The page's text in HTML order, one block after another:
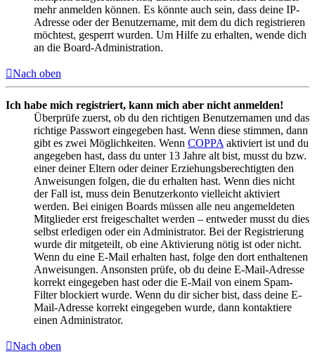
mehr anmelden können. Es könnte auch sein, dass deine IP-
Adresse oder der Benutzername, mit dem du dich registrieren
möchtest, gesperrt wurden. Um Hilfe zu erhalten, wende dich
an die Board-Administration.
Nach oben
Ich habe mich registriert, kann mich aber nicht anmelden!
Überprüfe zuerst, ob du den richtigen Benutzernamen und das
richtige Passwort eingegeben hast. Wenn diese stimmen, dann
gibt es zwei Möglichkeiten. Wenn COPPA aktiviert ist und du
angegeben hast, dass du unter 13 Jahre alt bist, musst du bzw.
einer deiner Eltern oder deiner Erziehungsberechtigten den
Anweisungen folgen, die du erhalten hast. Wenn dies nicht
der Fall ist, muss dein Benutzerkonto vielleicht aktiviert
werden. Bei einigen Boards müssen alle neu angemeldeten
Mitglieder erst freigeschaltet werden – entweder musst du dies
selbst erledigen oder ein Administrator. Bei der Registrierung
wurde dir mitgeteilt, ob eine Aktivierung nötig ist oder nicht.
Wenn du eine E-Mail erhalten hast, folge den dort enthaltenen
Anweisungen. Ansonsten prüfe, ob du deine E-Mail-Adresse
korrekt eingegeben hast oder die E-Mail von einem Spam-
Filter blockiert wurde. Wenn du dir sicher bist, dass deine E-
Mail-Adresse korrekt eingegeben wurde, dann kontaktiere
einen Administrator.
Nach oben